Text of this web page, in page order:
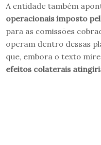
A entidade também
operacionais imposto
para as comissões
operam dentro dessas
que, embora o texto
efeitos colaterais